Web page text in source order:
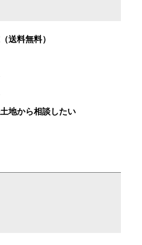
送料無料）
地から相談したい